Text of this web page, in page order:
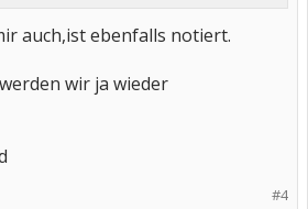
auch,ist ebenfalls notiert.
wir ja wieder
#4